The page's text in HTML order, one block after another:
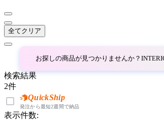
アンドリューワールド
ANONIMA CASTELLI
アノニマカステッリ
全てクリア
お探しの商品が見つかりませんか？
検索結果
2件
QuickShip
発注から最短2週間で納品
表示件数: